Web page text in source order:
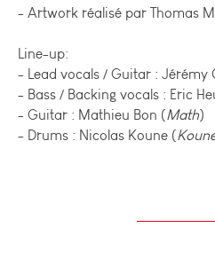
- Artwork réalisé par Thomas
Line-up:
- Lead vocals / Guitar : Jérémy
- Bass / Backing vocals : Eric
- Guitar : Mathieu Bon (Math)
- Drums : Nicolas Koune (